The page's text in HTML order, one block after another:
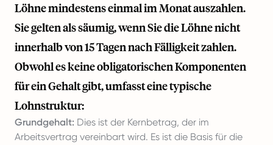
Löhne mindestens einmal im Monat auszahlen.
Sie gelten als säumig, wenn Sie die Löhne nicht
innerhalb von 15 Tagen nach Fälligkeit zahlen.
Obwohl es keine obligatorischen Komponenten
für ein Gehalt gibt, umfasst eine typische
Lohnstruktur:
Grundgehalt: Dies ist der Kernbetrag, der im
Arbeitsvertrag vereinbart wird. Es ist die Basis für die